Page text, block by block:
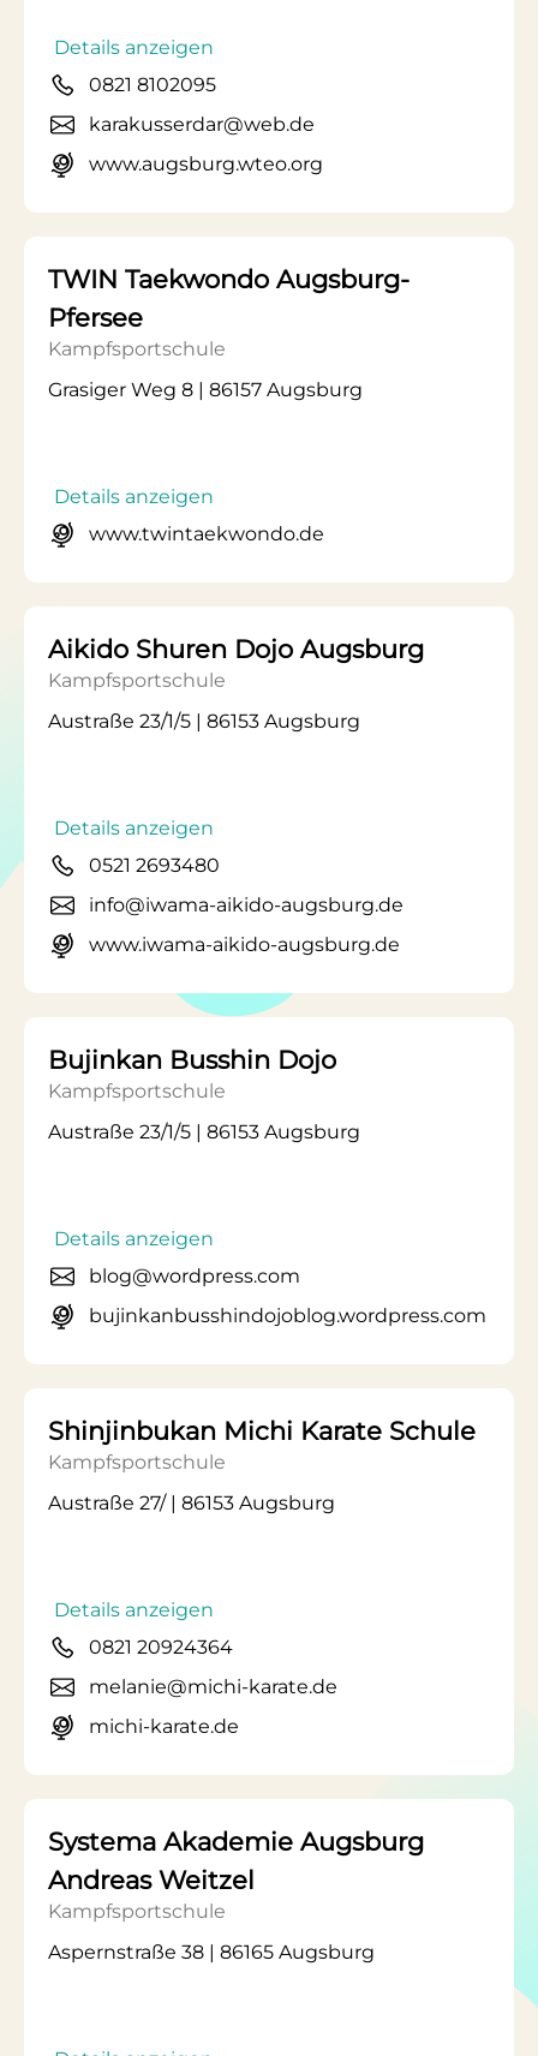
Details anzeigen
0821 8102095
karakusserdar@web.de
www.augsburg.wteo.org
TWIN Taekwondo Augsburg-
Pfersee
Kampfsportschule
Grasiger Weg 8 | 86157 Augsburg
Details anzeigen
www.twintaekwondo.de
Aikido Shuren Dojo Augsburg
Kampfsportschule
Austraße 23/1/5 | 86153 Augsburg
Details anzeigen
0521 2693480
info@iwama-aikido-augsburg.de
www.iwama-aikido-augsburg.de
Bujinkan Busshin Dojo
Kampfsportschule
Austraße 23/1/5 | 86153 Augsburg
Details anzeigen
blog@wordpress.com
bujinkanbusshindojoblog.wordpress.com
Shinjinbukan Michi Karate Schule
Kampfsportschule
Austraße 27/ | 86153 Augsburg
Details anzeigen
0821 20924364
melanie@michi-karate.de
michi-karate.de
Systema Akademie Augsburg
Andreas Weitzel
Kampfsportschule
Aspernstraße 38 | 86165 Augsburg